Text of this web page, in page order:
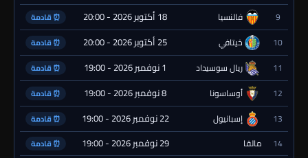
9 فالنسيا 18 أكتوبر 2026 - 20:00 ⏰ قادمة
10 خيتافي 25 أكتوبر 2026 - 20:00 ⏰ قادمة
11 ريال سوسيداد 1 نوفمبر 2026 - 19:00 ⏰ قادمة
12 أوساسونا 8 نوفمبر 2026 - 19:00 ⏰ قادمة
13 إسبانيول 22 نوفمبر 2026 - 19:00 ⏰ قادمة
14 مالقا 29 نوفمبر 2026 - 19:00 ⏰ قادمة